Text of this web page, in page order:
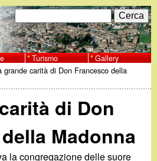
F
o
r
d
i
C
e
r
c
a
Turismo Gallery
grande carità di Don Francesco della
di Don
Madonna
la congregazione delle suore